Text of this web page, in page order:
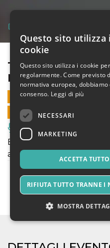
TELEMANN –
TELEMANN – UN
NARRANTE
4 MAGGIO 2025 - 19:00
VENDITE ONLINE
Musica, Eventi Live,
Evento annullato - i
automatico
Questo sito utilizza i
cookie
Questo sito utilizza i cookie
regolarmente. Come previsto
normativa europea,
consenso. Leggi di più
NECESSARI
MARKETING
ACCETTA TUTTO
RIFIUTA TUTTO TRANNE I
MOSTRA
Necessari